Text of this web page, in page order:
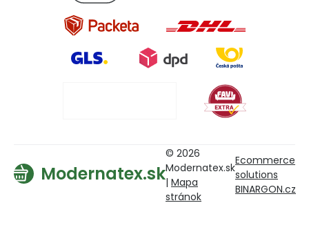
Modernatex.sk
© 2026
Modernatex.sk
| Mapa
stránok
Ecommerce
solutions
BINARGON.cz